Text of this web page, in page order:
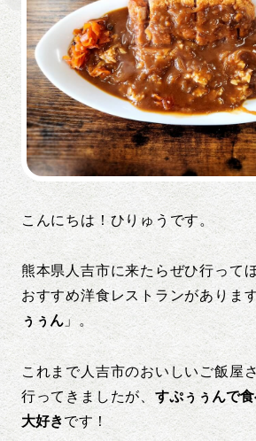
こんにちは！ひりゅうです。
熊本県人吉市に来たらぜひ行って
おすすめ洋食レストランがありま
ぅぅん」。
これまで人吉市のおいしいご飯屋
行ってきましたが、 すぷぅぅんで
大好きです！